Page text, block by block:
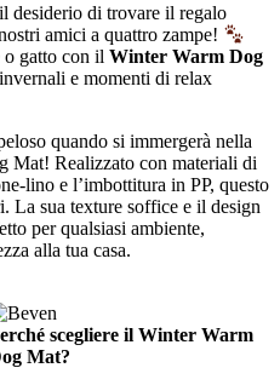
desiderio di trovare il regalo
amici a quattro zampe!
o gatto con il Winter Warm Dog
e momenti di relax
quando si immergerà nella
Mat! Realizzato con materiali di
lino e l’imbottitura in PP, questo
La sua texture soffice e il design
per qualsiasi ambiente,
alla tua casa.
scegliere il Winter Warm
Mat?